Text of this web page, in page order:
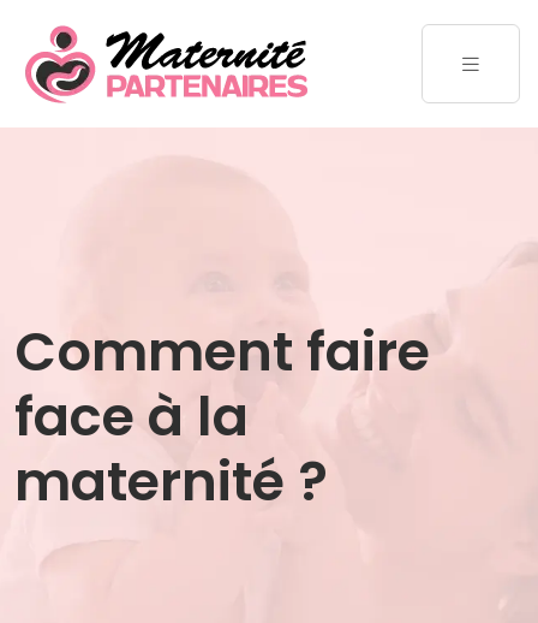
Comment faire
face à la
maternité ?